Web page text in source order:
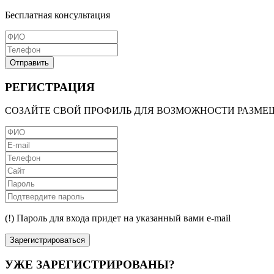
Бесплатная консультация
Отправить
РЕГИСТРАЦИЯ
СОЗАЙТЕ СВОЙ ПРОФИЛЬ ДЛЯ ВОЗМОЖНОСТИ
(!) Пароль для входа придет на указанный вами e-mail
Зарегистрироваться
УЖЕ ЗАРЕГИСТРИРОВАНЫ?